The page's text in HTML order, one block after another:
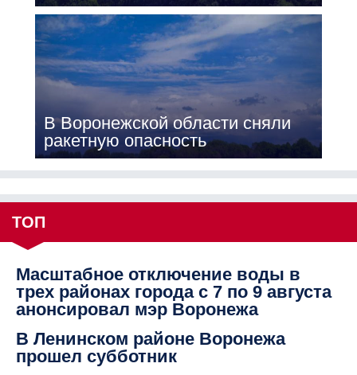
В Воронежской области сняли
ракетную опасность
ТОП
Масштабное отключение воды в
трех районах города с 7 по 9 августа
анонсировал мэр Воронежа
В Ленинском районе Воронежа
прошел субботник